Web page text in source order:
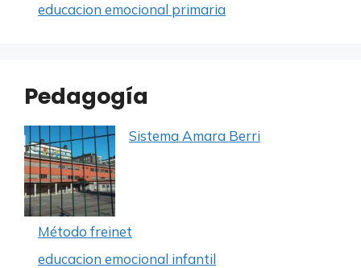
educacion emocional primaria
Pedagogía
Sistema Amara Berri
Método freinet
educacion emocional infantil